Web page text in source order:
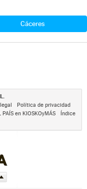
Cáceres
Política de privacidad
PAÍS en KIOSKOyMÁS
Índice